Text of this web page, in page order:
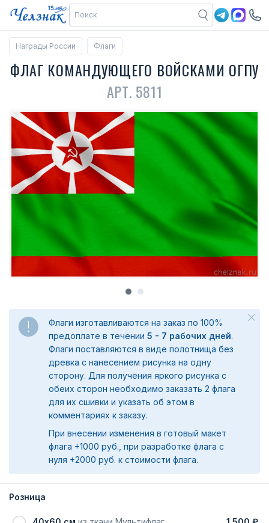
Награды России Флаги
ФЛАГ КОМАНДУЮЩЕГО ВОЙСКАМИ ОГПУ
АРТ. 5811
Флаги изготавливаются на заказ по 100%
предоплате в течении 5 - 7 рабочих дней.
Флаги поставляются в виде полотнища без
древка с нанесением рисунка на одну
сторону. Для получения яркого рисунка с
обеих сторон необходимо заказать 2 флага
для их сшивки и указать об этом в
комментариях к заказу.
При внесении изменения в готовый макет
флага +1000 руб., при разработке флага с
нуля +2000 руб. к стоимости флага.
Розница